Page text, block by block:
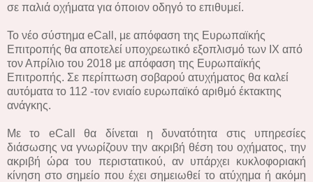
σε παλιά οχήματα για όποιον οδηγό το επιθυμεί.
Το νέο σύστημα eCall, με απόφαση της Ευρωπαϊκής
Επιτροπής θα αποτελεί υποχρεωτικό εξοπλισμό των ΙΧ από
τον Απρίλιο του 2018 με απόφαση της Ευρωπαϊκής
Επιτροπής. Σε περίπτωση σοβαρού ατυχήματος θα καλεί
αυτόματα το 112 -τον ενιαίο ευρωπαϊκό αριθμό έκτακτης
ανάγκης.
Με το eCall θα δίνεται η δυνατότητα στις υπηρεσίες
διάσωσης να γνωρίζουν την ακριβή θέση του οχήματος, την
ακριβή ώρα του περιστατικού, αν υπάρχει κυκλοφοριακή
κίνηση στο σημείο που έχει σημειωθεί το ατύχημα ή ακόμη